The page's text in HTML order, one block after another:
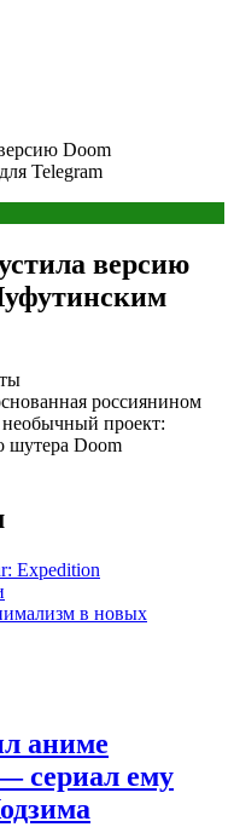
Doom
Telegram
версию
россиянином
проект:
шутера Doom
Expedition
в новых
аниме
сериал ему